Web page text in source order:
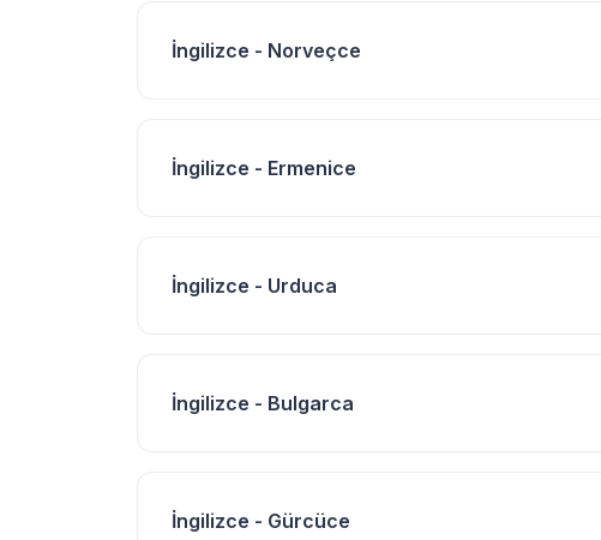
İngilizce - Norveçce
İngilizce - Ermenice
İngilizce - Urduca
İngilizce - Bulgarca
İngilizce - Gürcüce